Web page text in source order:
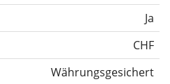
Ja
CHF
Währungsgesichert